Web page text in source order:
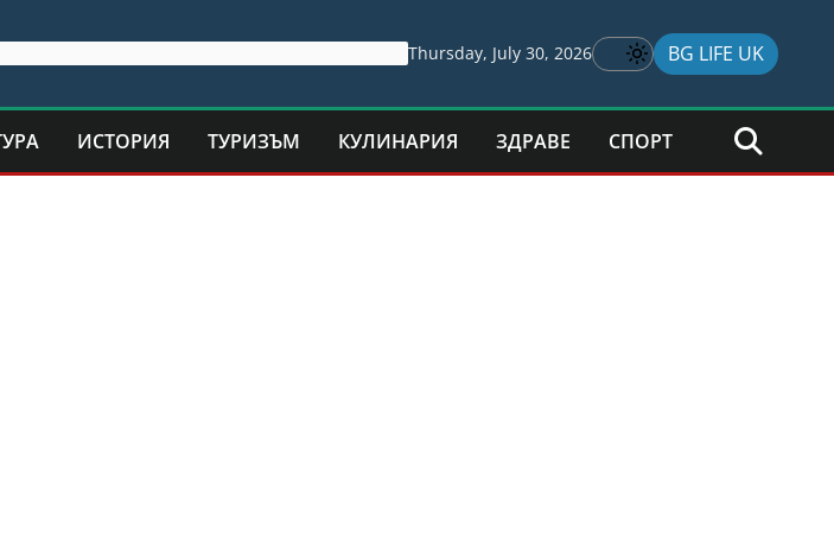
Thursday, July 30, 2026 BG LIFE UK
ИСТОРИЯ ТУРИЗЪМ КУЛИНАРИЯ ЗДРАВЕ СПОРТ